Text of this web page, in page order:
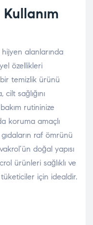
alanlarında
özellikleri
temizlik ürünü
sağlığını
rutininize
koruma amaçlı
raf ömrünü
doğal yapısı
ürünleri sağlıklı ve
için idealdir.